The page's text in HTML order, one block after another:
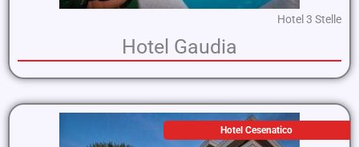
Hotel 3 Stelle
Hotel Gaudia
Hotel Cesenatico